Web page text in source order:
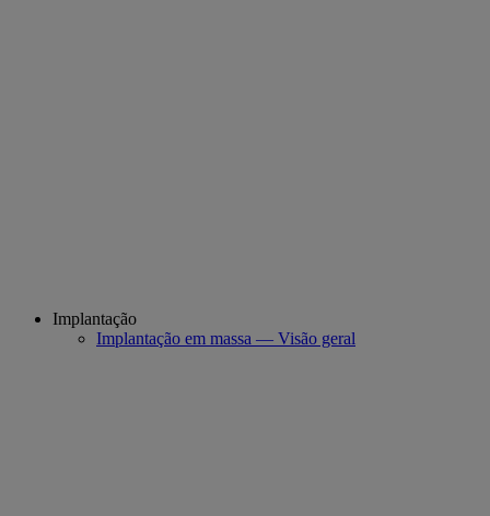
Implantação
Implantação em massa — Visão geral